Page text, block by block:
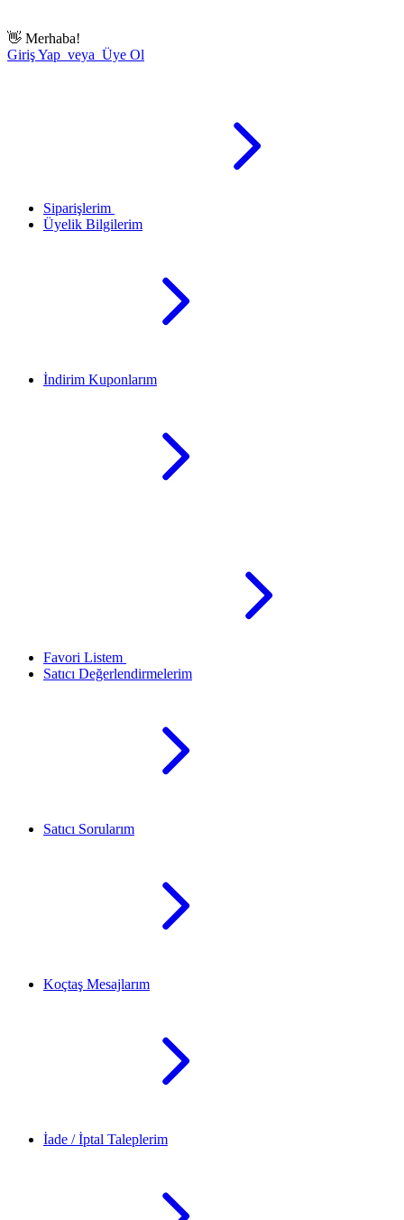
👋 Merhaba!
Giriş Yap veya Üye Ol
Siparişlerim
Üyelik Bilgilerim
İndirim Kuponlarım
Favori Listem
Satıcı Değerlendirmelerim
Satıcı Sorularım
Koçtaş Mesajlarım
İade / İptal Taleplerim